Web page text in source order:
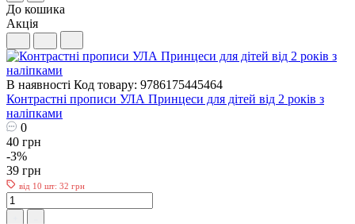
До кошика
Акція
В наявності Код товару: 9786175445464
Контрастні прописи УЛА Принцеси для дітей від 2 років з
наліпками
0
40 грн
-3%
39 грн
від 10 шт: 32 грн